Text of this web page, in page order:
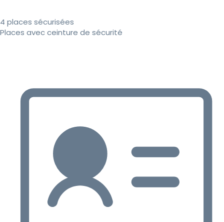
4 places sécurisées
Places avec ceinture de sécurité